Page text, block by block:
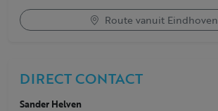
Route vanuit Eindhoven
DIRECT CONTACT
Sander Helven